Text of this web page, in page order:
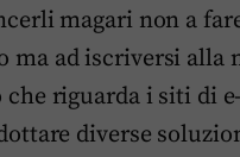
magari non a
ma ad iscriversi alla
che riguarda i siti di
diverse